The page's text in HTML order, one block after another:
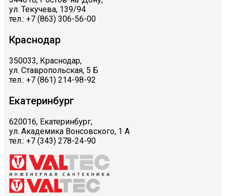
ул. Текучева, 139/94
тел.: +7 (863) 306-56-00
Краснодар
350033, Краснодар,
ул. Ставропольская, 5 Б
тел.: +7 (861) 214-98-92
Екатеринбург
620016, Екатеринбург,
ул. Академика Вонсовского, 1 А
тел.: +7 (343) 278-24-90